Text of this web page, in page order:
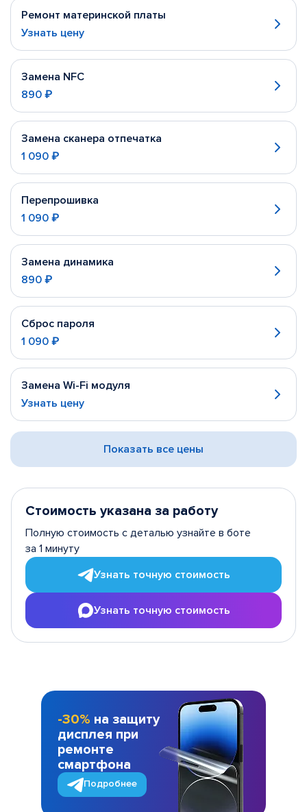
Ремонт материнской платы
Узнать цену
Замена NFC
890 ₽
Замена сканера отпечатка
1 090 ₽
Перепрошивка
1 090 ₽
Замена динамика
890 ₽
Сброс пароля
1 090 ₽
Замена Wi-Fi модуля
Узнать цену
Показать все цены
Стоимость указана за работу
Полную стоимость с деталью узнайте в боте
за 1 минуту
Узнать точную стоимость
Узнать точную стоимость
-30% на защиту
дисплея при
ремонте
смартфона
Подробнее